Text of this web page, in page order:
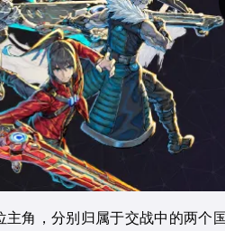
主角，分别归属于交战中的两个